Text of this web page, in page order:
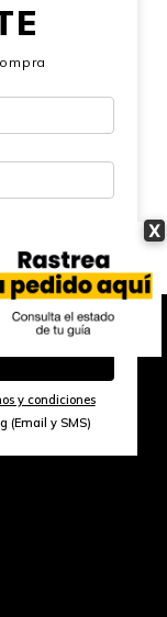
X
y condiciones
(Email y SMS)